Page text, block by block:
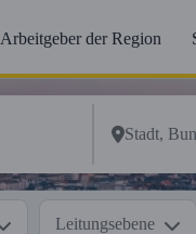
Arbeitgeber der Region
Leitungsebene